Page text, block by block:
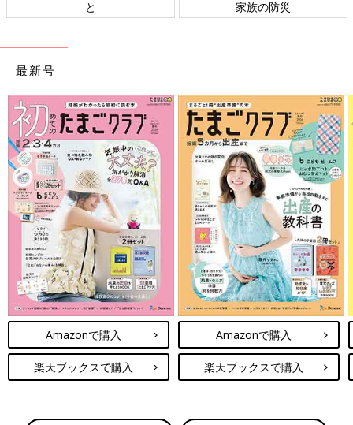
と
家族の防災
最新号
Amazonで購入
楽天ブックスで購入
Amazonで購入
楽天ブックスで購入